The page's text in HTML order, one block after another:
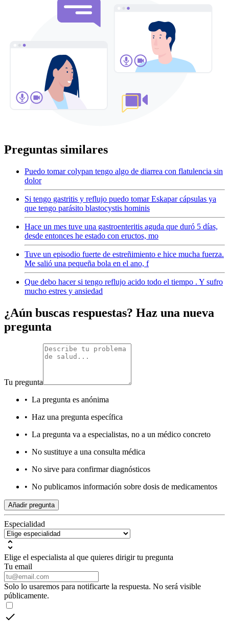
Preguntas similares
Puedo tomar colypan tengo algo de diarrea con flatulencia sin
dolor
Si tengo gastritis y reflujo puedo tomar Eskapar cápsulas ya
que tengo parásito blastocystis hominis
Hace un mes tuve una gastroenteritis aguda que duró 5 días,
desde entonces he estado con eructos, mo
Tuve un episodio fuerte de estreñimiento e hice mucha fuerza.
Me salió una pequeña bola en el ano, f
Que debo hacer si tengo reflujo acido todo el tiempo . Y sufro
mucho estres y ansiedad
¿Aún buscas respuestas? Haz una nueva
pregunta
Tu pregunta
• La pregunta es anónima
• Haz una pregunta específica
• La pregunta va a especialistas, no a un médico concreto
• No sustituye a una consulta médica
• No sirve para confirmar diagnósticos
• No publicamos información sobre dosis de medicamentos
Añadir pregunta
Especialidad
Elige el especialista al que quieres dirigir tu pregunta
Tu email
Solo lo usaremos para notificarte la respuesta. No será visible
públicamente.